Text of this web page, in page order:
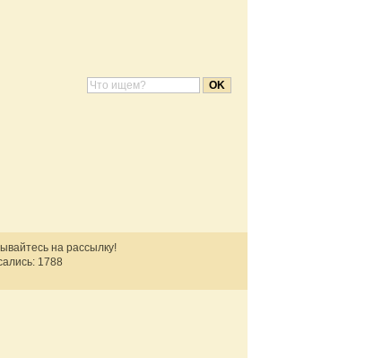
на рассылку!
1788